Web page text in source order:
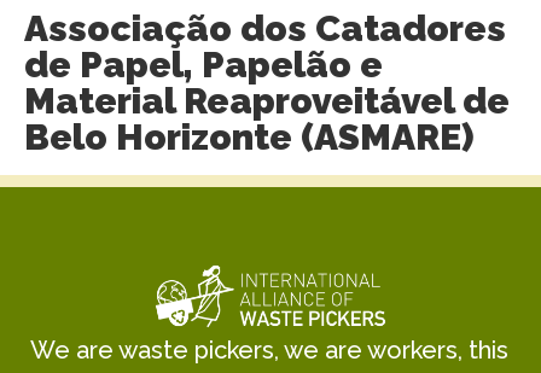
Associação dos Catadores
de Papel, Papelão e
Material Reaproveitável de
Belo Horizonte (ASMARE)
We are waste pickers, we are workers, this